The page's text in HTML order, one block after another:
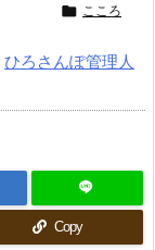
 こころ
ひろさんぽ管理人
Copy